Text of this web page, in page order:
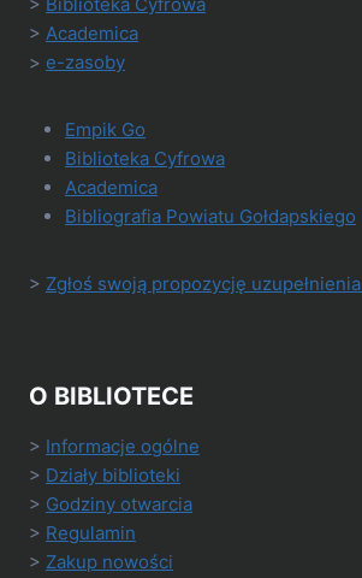
> Academica
> e-zasoby
Empik Go
Biblioteka Cyfrowa
Academica
Bibliografia Powiatu Gołdapskiego
> Zgłoś swoją propozycję
O BIBLIOTECE
> Informacje ogólne
> Działy biblioteki
> Godziny otwarcia
> Regulamin
> Zakup nowości